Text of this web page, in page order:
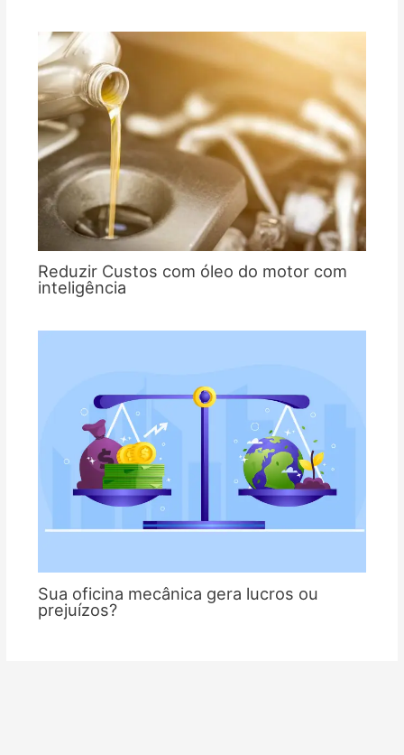
Reduzir Custos com óleo do motor com
inteligência
Sua oficina mecânica gera lucros ou
prejuízos?